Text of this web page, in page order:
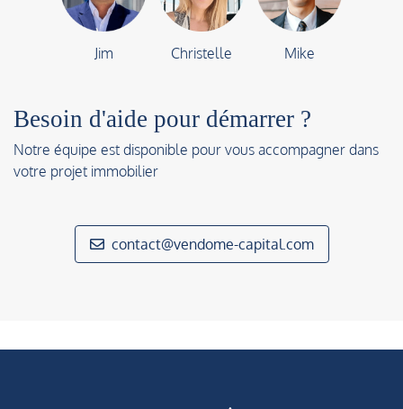
Jim Christelle Mike
Besoin d'aide pour démarrer ?
Notre équipe est disponible pour vous accompagner dans
votre projet immobilier
contact@vendome-capital.com